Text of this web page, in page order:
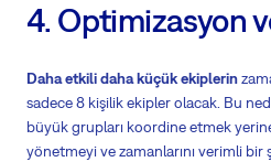
4. Optimizasyon
Daha etkili daha küçük ekiplerin
sadece 8 kişilik ekipler olacak. Bu
büyük grupları koordine etmek
yönetmeyi ve zamanlarını verimli bir